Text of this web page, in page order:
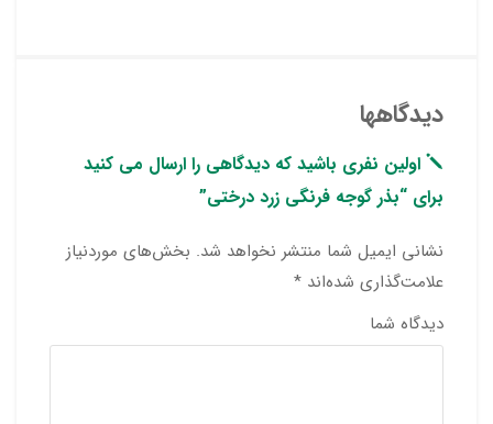
دیدگاهها
اولین نفری باشید که دیدگاهی را ارسال می کنید
برای “بذر گوجه فرنگی زرد درختی”
نشانی ایمیل شما منتشر نخواهد شد. بخش‌های موردنیاز
علامت‌گذاری شده‌اند *
دیدگاه شما